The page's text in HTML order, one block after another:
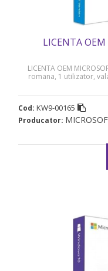
LICENTA
LICENTA OEM
romana, 1 utilizator,
Cod: KW9-00165
Producator: